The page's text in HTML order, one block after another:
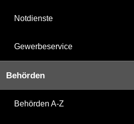
Notdienste
Gewerbeservice
Behörden
Behörden A-Z